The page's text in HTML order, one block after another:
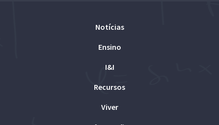
Notícias
Ensino
I&I
Recursos
Viver